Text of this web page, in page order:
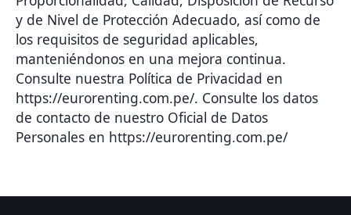
y de Nivel de Protección Adecuado, así como de
los requisitos de seguridad aplicables,
manteniéndonos en una mejora continua.
Consulte nuestra Política de Privacidad en
https://eurorenting.com.pe/. Consulte los datos
de contacto de nuestro Oficial de Datos
Personales en https://eurorenting.com.pe/